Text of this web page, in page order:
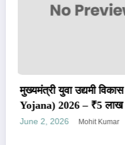
सही सरकारी
बेस्ट स्कीम ढूँढने का
May 24, 2026 Mohit